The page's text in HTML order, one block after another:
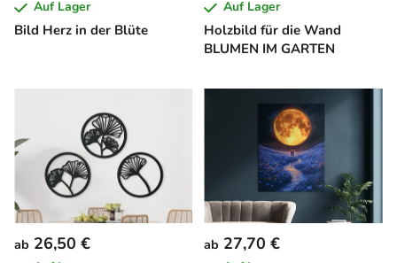
Bild Herz in der Blüte
Auf Lager
Holzbild für die Wand
BLUMEN IM GARTEN
Auf Lager
ab 26,50 € ab 27,70 €